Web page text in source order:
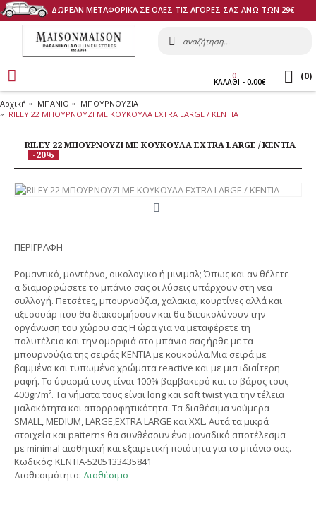
ΔΩΡΕΑΝ ΜΕΤΑΦΟΡΙΚΑ ΣΕ ΟΛΕΣ ΤΙΣ ΑΓΟΡΕΣ ΣΑΣ ΑΝΩ ΤΩΝ 29€
0
ΚΑΛΑΘI - 0,00€ (0)
Αρχική ΜΠΑΝΙΟ
ΜΠΟΥΡΝΟΥΖΙΑ
RILEY 22 ΜΠΟΥΡΝΟΥΖΙ ΜΕ ΚΟΥΚΟΥΛΑ EXTRA LARGE / KENTIA
RILEY 22 ΜΠΟΥΡΝΟΥΖΙ ΜΕ ΚΟΥΚΟΥΛΑ EXTRA LARGE / KENTIA
-20%
ΠΕΡΙΓΡΑΦΗ
Ρομαντικό, μοντέρνο, οικολογικο ή μινιμαλ; Όπως και αν θέλετε
α διαμορφώσετε το μπάνιο σας οι λύσεις υπάρχουν στη νεα
συλλογή. Πετσέτες, μπουρνούζια, χαλακια, κουρτίνες αλλά και
αξεσουάρ που θα διακοσμήσουν και θα διευκολύνουν την
οργάνωση του χώρου σας.Η ώρα για να μεταφέρετε τη
πολυτέλεια και την ομορφιά στο μπάνιο σας ήρθε με τα
μπουρνούζια της σειράς KENTIA με κουκούλα.Μια σειρά με
βαμμένα και τυπωμένα χρώματα reactive και με μια ιδιαίτερη
ραφή. Το ύφασμά τους είναι 100% βαμβακερό και το βάρος τους
400gr/m². Τα νήματα τους είναι long και soft twist για την τέλεια
μαλακότητα και απορροφητικότητα. Τα διαθέσιμα νούμερα
SMALL, MEDIUM, LARGE,EXTRA LARGE και XXL. Αυτά τα μικρά
στοιχεία και patterns θα συνθέσουν ένα μοναδικό αποτέλεσμα
με minimal αισθητική και εξαιρετική ποιότητα για το μπάνιο σας.
Κωδικός: KENTIA-5205133435841
Διαθεσιμότητα: Διαθέσιμο